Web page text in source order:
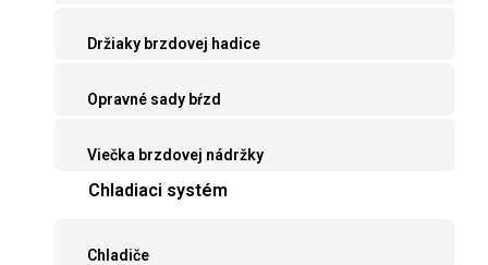
Držiaky brzdovej hadice
Opravné sady bŕzd
Viečka brzdovej nádržky
Chladiaci systém
Chladiče